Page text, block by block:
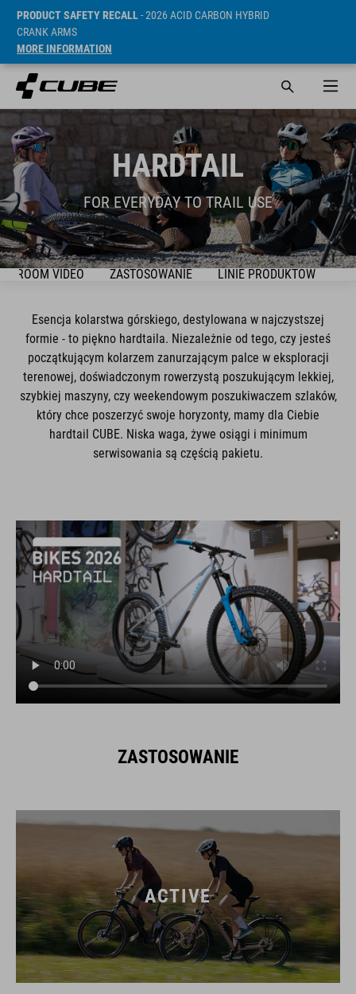
PRODUCT SAFETY RECALL- 2026 ACID CARBON HYBRID
CRANK ARMS
MORE INFORMATION
HARDTAIL
FOR EVERYDAY TO TRAIL USE
VIDEO ZASTOSOWANIE LINIE PRODUKTÓW
Esencja kolarstwa górskiego, destylowana w najczystszej
formie - to piękno hardtaila. Niezależnie od tego, czy jesteś
początkującym kolarzem zanurzającym palce w eksploracji
terenowej, doświadczonym rowerzystą poszukującym lekkiej,
szybkiej maszyny, czy weekendowym poszukiwaczem szlaków,
który chce poszerzyć swoje horyzonty, mamy dla Ciebie
hardtail CUBE. Niska waga, żywe osiągi i minimum
serwisowania są częścią pakietu.
ZASTOSOWANIE
ACTIVE